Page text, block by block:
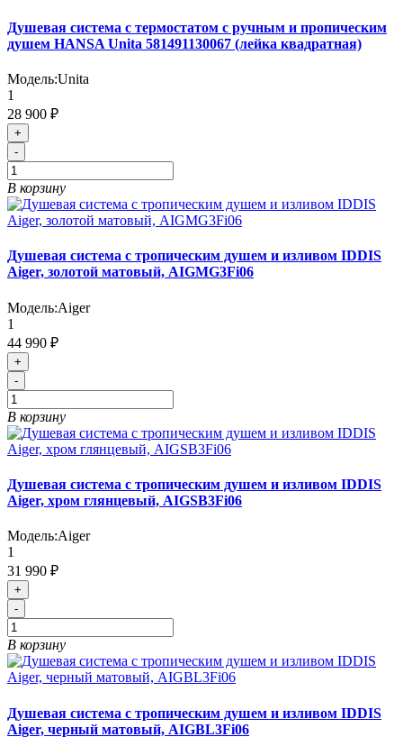
Душевая система с термостатом с ручным и пропическим
душем HANSA Unita 581491130067 (лейка квадратная)
Модель:Unita
1
28 900 ₽
+
-
В корзину
Душевая система с тропическим душем и изливом IDDIS
Aiger, золотой матовый, AIGMG3Fi06
Модель:Aiger
1
44 990 ₽
+
-
В корзину
Душевая система с тропическим душем и изливом IDDIS
Aiger, хром глянцевый, AIGSB3Fi06
Модель:Aiger
1
31 990 ₽
+
-
В корзину
Душевая система с тропическим душем и изливом IDDIS
Aiger, черный матовый, AIGBL3Fi06